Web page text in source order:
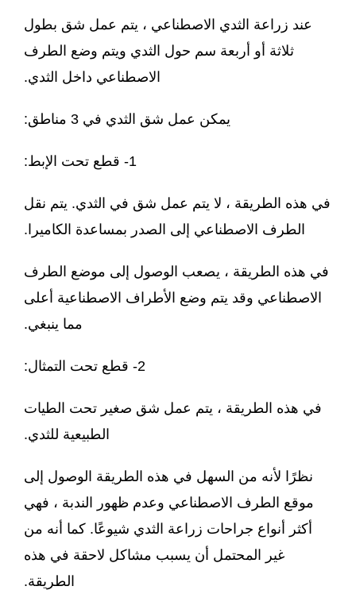
عند زراعة الثدي الاصطناعي ، يتم عمل شق بطول
ثلاثة أو أربعة سم حول الثدي ويتم وضع الطرف
الاصطناعي داخل الثدي.
يمكن عمل شق الثدي في 3 مناطق:
1- قطع تحت الإبط:
في هذه الطريقة ، لا يتم عمل شق في الثدي. يتم نقل
الطرف الاصطناعي إلى الصدر بمساعدة الكاميرا.
في هذه الطريقة ، يصعب الوصول إلى موضع الطرف
الاصطناعي وقد يتم وضع الأطراف الاصطناعية أعلى
مما ينبغي.
2- قطع تحت التمثال:
في هذه الطريقة ، يتم عمل شق صغير تحت الطيات
الطبيعية للثدي.
نظرًا لأنه من السهل في هذه الطريقة الوصول إلى
موقع الطرف الاصطناعي وعدم ظهور الندبة ، فهي
أكثر أنواع جراحات زراعة الثدي شيوعًا. كما أنه من
غير المحتمل أن يسبب مشاكل لاحقة في هذه
الطريقة.